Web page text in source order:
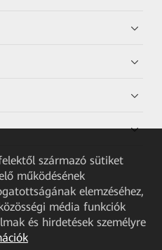
származó sütiket
működésének
elemzéséhez,
média funkciók
és hirdetések személyre